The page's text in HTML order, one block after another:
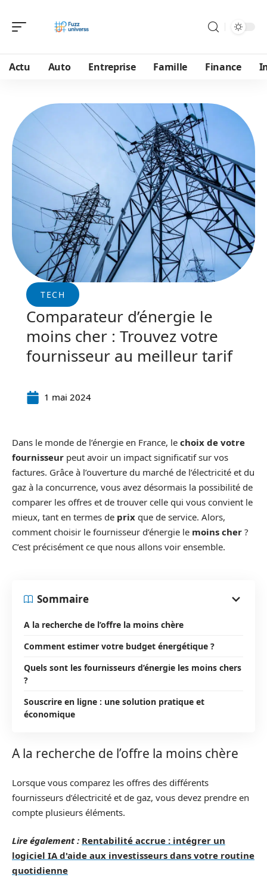
Actu Auto Entreprise Famille Finance
TECH
Comparateur d’énergie le
moins cher : Trouvez votre
fournisseur au meilleur tarif
1 mai 2024
Dans le monde de l’énergie en France, le choix de votre
fournisseur peut avoir un impact significatif sur vos
factures. Grâce à l’ouverture du marché de l’électricité et du
gaz à la concurrence, vous avez désormais la possibilité de
comparer les offres et de trouver celle qui vous convient le
mieux, tant en termes de prix que de service. Alors,
comment choisir le fournisseur d’énergie le moins cher ?
C’est précisément ce que nous allons voir ensemble.
Sommaire
A la recherche de l’offre la moins chère
Comment estimer votre budget énergétique ?
Quels sont les fournisseurs d’énergie les moins chers
?
Souscrire en ligne : une solution pratique et
économique
A la recherche de l’offre la moins chère
Lorsque vous comparez les offres des différents
fournisseurs d’électricité et de gaz, vous devez prendre en
compte plusieurs éléments.
Lire également : Rentabilité accrue : intégrer un
logiciel IA d'aide aux investisseurs dans votre routine
quotidienne